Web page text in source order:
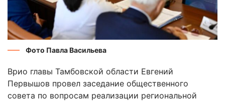
Фото Павла Васильева
Врио главы Тамбовской области Евгений
Первышов провел заседание общественного
совета по вопросам реализации региональной